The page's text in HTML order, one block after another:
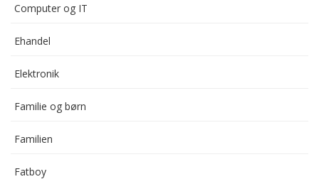
Computer og IT
Ehandel
Elektronik
Familie og børn
Familien
Fatboy